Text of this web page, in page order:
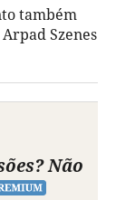
também
Szenes
Não